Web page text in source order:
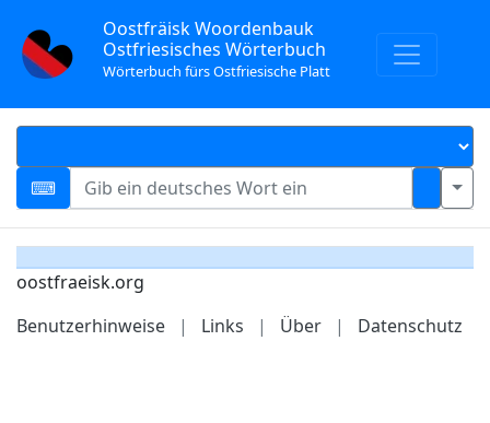
Oostfräisk Woordenbauk
Ostfriesisches Wörterbuch
Wörterbuch fürs Ostfriesische Platt
oostfraeisk.org
Benutzerhinweise
| Links | Über | Datenschutz